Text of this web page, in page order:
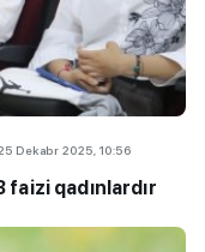
Dekabr 2025, 10:56
qadınlardır